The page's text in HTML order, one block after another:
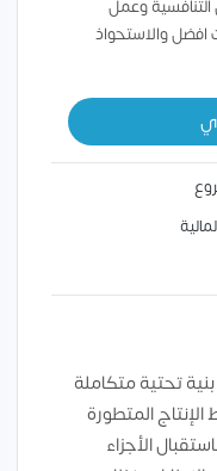
وعمل
افضل والاستحواذ
بنية تحتية متكاملة
المتطورة
الأجزاء